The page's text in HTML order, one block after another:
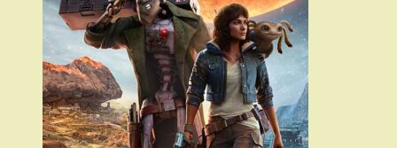
карты
в игре
Hamster
Kombat
про
хомяка
на 4–
5
августа